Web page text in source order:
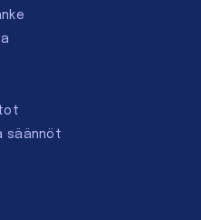
säännöt